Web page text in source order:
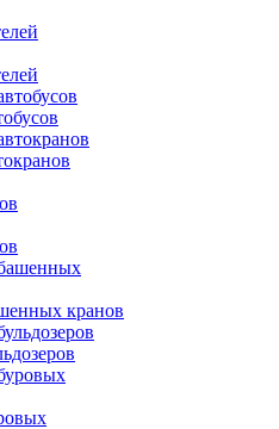
кранов